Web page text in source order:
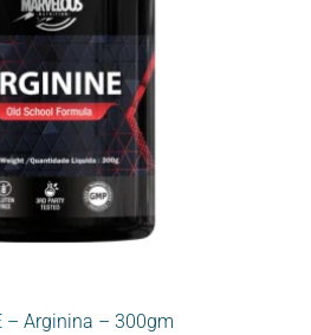
– Arginina – 300gm